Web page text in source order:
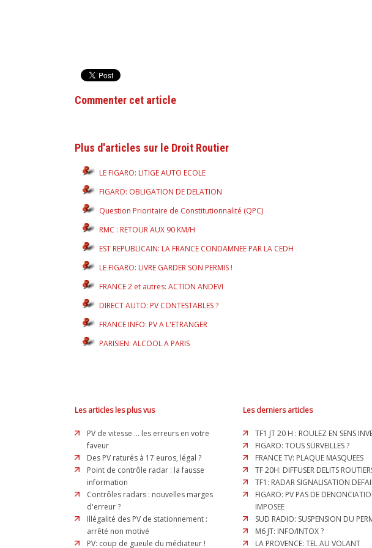
Commenter cet article
Plus d'articles sur le Droit Routier
LE FIGARO: LITIGE AUTO ECOLE
FIGARO: OBLIGATION DE DELATION
Question Prioritaire de Constitutionnalité (QPC)
RMC : RETOUR AUX 90 KM/H
EST REPUBLICAIN: LA FRANCE CONDAMNEE PAR LA CEDH
LE FIGARO: LIVRE GARDER SON PERMIS !
FRANCE 2 et autres: ACTION ANDEVI
DIRECT AUTO: PV CONTESTABLES ?
FRANCE INFO: PV A L'ETRANGER
PARISIEN: ALCOOL A PARIS
Les articles les plus vus
PV de vitesse ... les erreurs en votre
faveur
Des PV raturés à 17 euros, légal ?
Point de contrôle radar : la fausse
information
Contrôles radars : nouvelles marges
d'erreur ?
Illégalité des PV de stationnement :
arrêté non motivé
PV: coup de gueule du médiateur !
Les derniers articles
TF1 JT 20 H : ROULEZ EN SENS
FIGARO: TOUS SURVEILLES ?
FRANCE TV: PLAQUE MASQUEES
TF 20H: DIFFUSER DELITS
TF1: RADAR SIGNALISATION
FIGARO: PV PAS DE
IMPOSEE
SUD RADIO: SUSPENSION DU
M6 JT: INFO/INTOX ?
LA PROVENCE: TEL AU VOLANT